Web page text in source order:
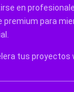
en
premium para
tus proyectos